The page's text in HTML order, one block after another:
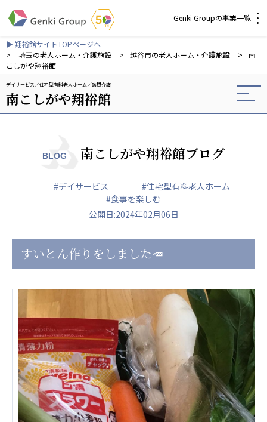
Genki Groupの事業一覧
介護・福祉
社会福祉法人 元気村グループ
社会福祉法人元気村
社会福祉法人長寿の森
株式会社 サンガジャパン
株式会社Genkiリレーションズ
一般社団法人 日本高齢者福祉協会
株式会社 爽やかな風沖縄
爽やかな風 中部エリア
爽やかな風 那覇エリア
株式会社 鷹揚館
鷹揚館
社会福祉法人 共生会
特別養護老人ホーム 共生の家
株式会社 アジアメデカ元気事業団
アジアメデカ元気事業団
▶ 翔裕館サイトTOPページへ
>
埼玉の老人ホーム・介護施設 > 越谷市の老人ホーム・介護施設 >
南
こしがや翔裕館
デイサービス 住宅型有料老人ホーム 訪問介護
南こしがや翔裕館
BLOG 南こしがや翔裕館ブログ
#デイサービス
#住宅型有料老人ホーム
#食事を楽しむ
公開日:2024年02月06日
すいとん作りをしました🥕